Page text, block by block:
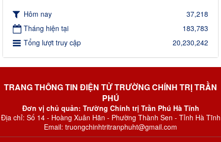
Hôm nay
37,218
Tháng hiện tại
183,783
Tổng lượt truy cập
20,230,242
TRANG THÔNG TIN ĐIỆN TỬ TRƯỜNG CHÍNH TRỊ TRẦN
PHÚ
Đơn vị chủ quản: Trường Chính trị Trần Phú Hà Tĩnh
Địa chỉ: Số 14 - Hoàng Xuân Hãn - Phường Thành Sen - Tỉnh Hà Tĩnh
Email: truongchinhtritranphuht@gmail.com